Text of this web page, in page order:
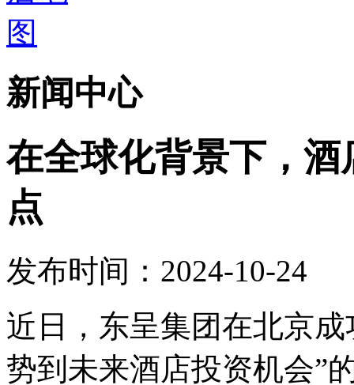
新闻中心
在全球化背景下，
点
发布时间：2024-10-24
近日，东呈集团在北京
势到未来酒店投资机会”